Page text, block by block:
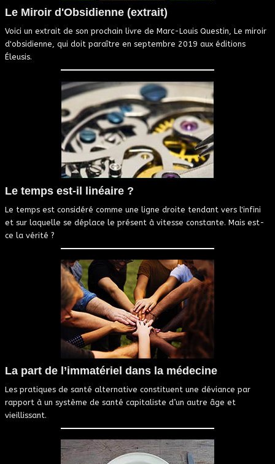
Le Miroir d'Obsidienne (extrait)
Voici un extrait de son prochain livre de Marc-Louis Questin, Le miroir
d'obsidienne, qui doit paraître en septembre 2019 aux éditions
Éleusis.
Le temps est-il linéaire ?
Le temps est considéré comme une ligne droite tendant vers l'infini
et sur laquelle se déplace le présent à vitesse constante. Mais est-
ce la vérité ?
La part de l’immatériel dans la médecine
Les pratiques de santé alternative constituent une déviance par
rapport à un système de santé capitaliste d’un autre âge et
vieillissant.